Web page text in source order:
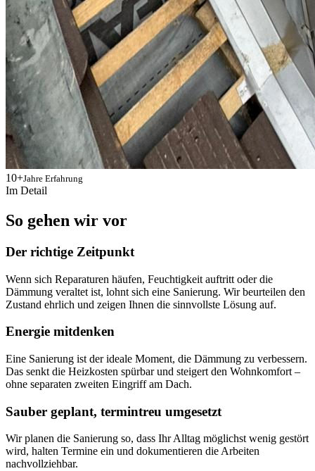
10+Jahre Erfahrung
Im Detail
So gehen wir vor
Der richtige Zeitpunkt
Wenn sich Reparaturen häufen, Feuchtigkeit auftritt oder die
Dämmung veraltet ist, lohnt sich eine Sanierung. Wir beurteilen den
Zustand ehrlich und zeigen Ihnen die sinnvollste Lösung auf.
Energie mitdenken
Eine Sanierung ist der ideale Moment, die Dämmung zu verbessern.
Das senkt die Heizkosten spürbar und steigert den Wohnkomfort –
ohne separaten zweiten Eingriff am Dach.
Sauber geplant, termintreu umgesetzt
Wir planen die Sanierung so, dass Ihr Alltag möglichst wenig gestört
wird, halten Termine ein und dokumentieren die Arbeiten
nachvollziehbar.